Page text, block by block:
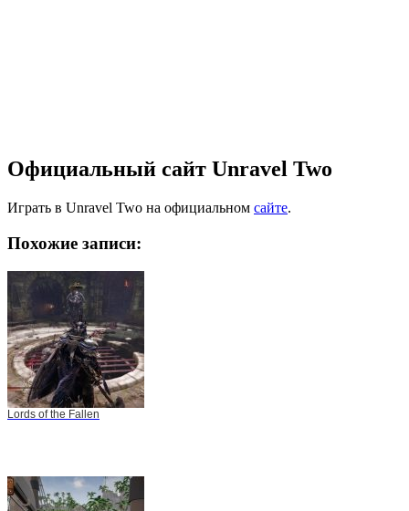
Официальный сайт Unravel Two
Играть в Unravel Two на официальном сайте.
Похожие записи:
Lords of the Fallen